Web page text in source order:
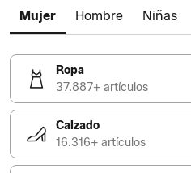
Mujer Hombre Niñas
Ropa
37.887+ artículos
Calzado
16.316+ artículos